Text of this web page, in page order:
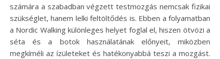
számára a szabadban végzett testmozgás nemcsak fizikai
szükséglet, hanem lelki feltöltődés is. Ebben a folyamatban
a Nordic Walking különleges helyet foglal el, hiszen ötvözi a
séta és a botok használatának előnyeit, miközben
megkíméli az ízületeket és hatékonyabbá teszi a mozgást.